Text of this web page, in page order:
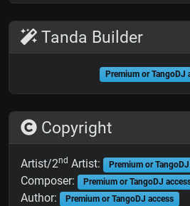
Tanda Builder
Premium or TangoDJ
Copyright
Artist/2nd Artist: Premium or
Composer: Premium or TangoDJ
Author: Premium or TangoDJ access